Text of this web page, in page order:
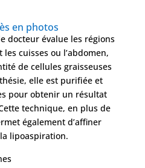
en photos
docteur évalue les régions
cuisses ou l’abdomen,
de cellules graisseuses
elle est purifiée et
pour obtenir un résultat
technique, en plus de
également d’affiner
lipoaspiration.